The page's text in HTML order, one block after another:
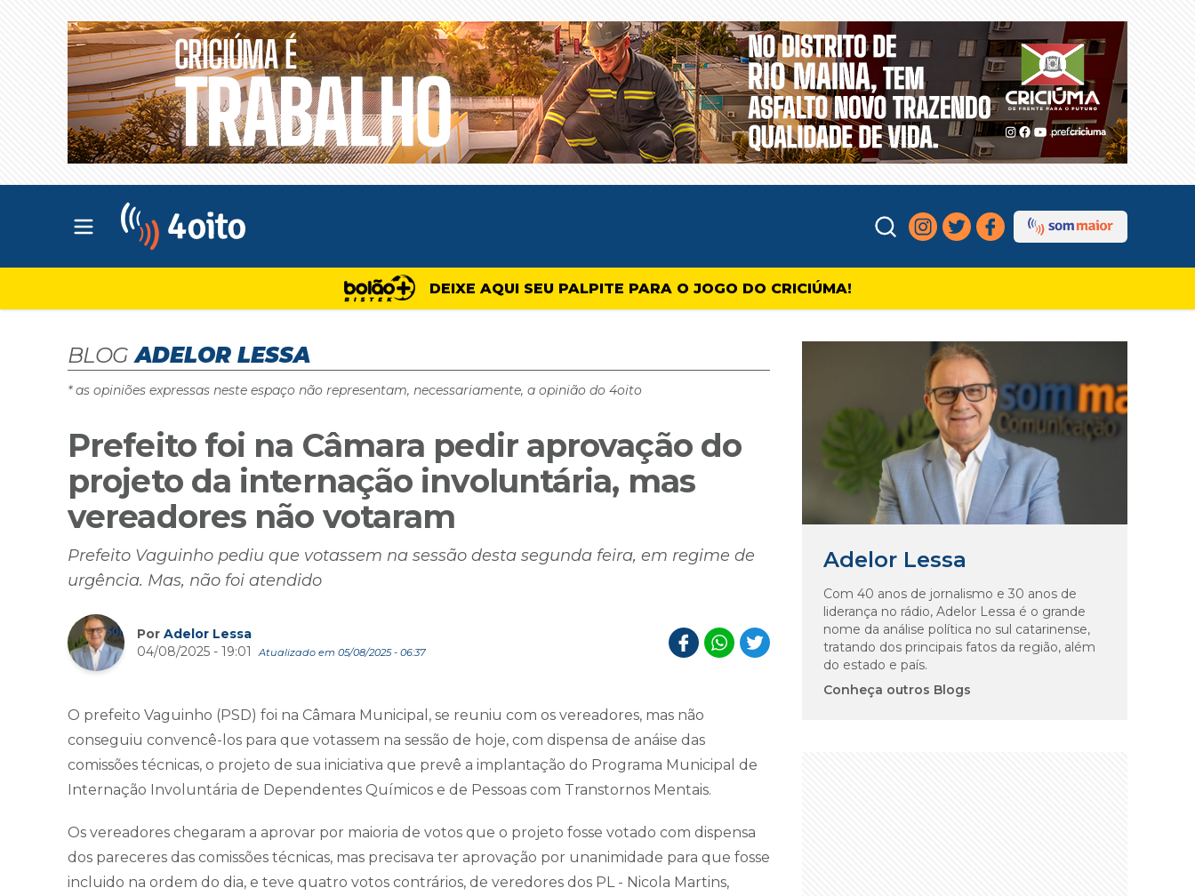
Abrir menu principal
DEIXE AQUI SEU PALPITE PARA O JOGO DO CRICIÚMA!
BLOG ADELOR LESSA
* as opiniões expressas neste espaço não representam, necessariamente, a opinião do 4oito
Prefeito foi na Câmara pedir aprovação do
projeto da internação involuntária, mas
vereadores não votaram
Prefeito Vaguinho pediu que votassem na sessão desta segunda feira, em regime de
urgência. Mas, não foi atendido
Por Adelor Lessa
04/08/2025 - 19:01
Atualizado em 05/08/2025 - 06:37
O prefeito Vaguinho (PSD) foi na Câmara Municipal, se reuniu com os vereadores, mas não
conseguiu convencê-los para que votassem na sessão de hoje, com dispensa de anáise das
comissões técnicas, o projeto de sua iniciativa que prevê a implantação do Programa Municipal de
Internação Involuntária de Dependentes Químicos e de Pessoas com Transtornos Mentais.
Os vereadores chegaram a aprovar por maioria de votos que o projeto fosse votado com dispensa
dos pareceres das comissões técnicas, mas precisava ter aprovação por unanimidade para que fosse
incluido na ordem do dia, e teve quatro votos contrários, de veredores dos PL - Nicola Martins,
Adelor Lessa
Com 40 anos de jornalismo e 30 anos de
liderança no rádio, Adelor Lessa é o grande
nome da análise política no sul catarinense,
tratando dos principais fatos da região, além
do estado e país.
Conheça outros Blogs